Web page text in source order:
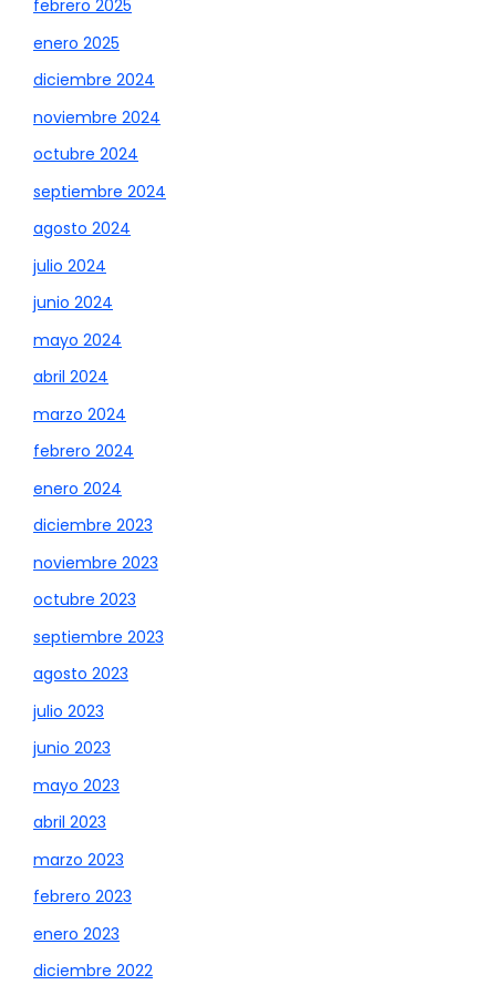
febrero 2025
enero 2025
diciembre 2024
noviembre 2024
octubre 2024
septiembre 2024
agosto 2024
julio 2024
junio 2024
mayo 2024
abril 2024
marzo 2024
febrero 2024
enero 2024
diciembre 2023
noviembre 2023
octubre 2023
septiembre 2023
agosto 2023
julio 2023
junio 2023
mayo 2023
abril 2023
marzo 2023
febrero 2023
enero 2023
diciembre 2022